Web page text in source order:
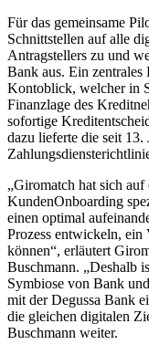
Für das gemeinsame
Schnittstellen auf alle
Antragstellers zu und
Bank aus. Ein
Kontoblick, welcher in
Finanzlage des
sofortige
dazu lieferte die seit 13.
„Giromatch hat sich
KundenOnboarding
einen optimal
Prozess entwickeln, ein
können“, erläutert
Buschmann. „Deshalb
Symbiose von Bank
mit der Degussa Bank
die gleichen digitalen
Buschmann weiter.